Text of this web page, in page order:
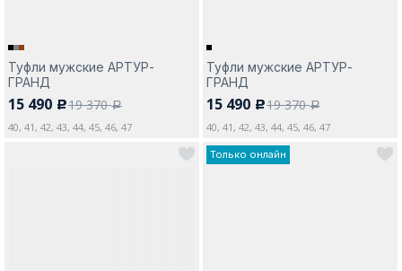
Туфли мужские АРТУР-
ГРАНД
15 490 c19 370a
40, 41, 42, 43, 44, 45, 46, 47
Туфли мужские АРТУР-
ГРАНД
15 490 c19 370a
40, 41, 42, 43, 44, 45, 46, 47
Только онлайн